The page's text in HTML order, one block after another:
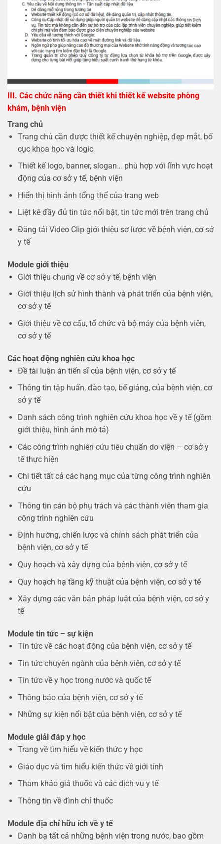
III. Các chức năng cần thiết khi thiết kế website phòng
khám, bệnh viện
Trang chủ
Trang chủ cần được thiết kế chuyên nghiệp, đẹp mắt, bố
cục khoa học và logic
Thiết kế logo, banner, slogan… phù hợp với lĩnh vực hoạt
động của cơ sở y tế, bệnh viện
Hiển thị hình ảnh tổng thể của trang web
Liệt kê đầy đủ tin tức nổi bật, tin tức mới trên trang chủ
Đăng tải Video Clip giới thiệu sơ lược về bệnh viện, cơ sở
y tế
Module giới thiệu
Giới thiệu chung về cơ sở y tế, bệnh viện
Giới thiệu lịch sử hình thành và phát triển của bệnh viện,
cơ sở y tế
Giới thiệu về cơ cấu, tổ chức và bộ máy của bệnh viện,
cơ sở y tế
Các hoạt động nghiên cứu khoa học
Đề tài luận án tiến sĩ của bệnh viện, cơ sở y tế
Thông tin tập huấn, đào tạo, bế giảng, của bệnh viện, cơ
sở y tế
Danh sách công trình nghiên cứu khoa học về y tế (gồm
giới thiệu, hình ảnh mô tả)
Các công trình nghiên cứu tiêu chuẩn do viện – cơ sở y
tế thực hiện
Chi tiết tất cả các hạng mục của từng công trình nghiên
cứu
Thông tin cán bộ phụ trách và các thành viên tham gia
công trình nghiên cứu
Định hướng, chiến lược và chính sách phát triển của
bệnh viện, cơ sở y tế
Quy hoạch và xây dựng của bệnh viện, cơ sở y tế
Quy hoạch hạ tầng kỹ thuật của bệnh viện, cơ sở y tế
Xây dựng các văn bản pháp luật của bệnh viện, cơ sở y
tế
Module tin tức – sự kiện
Tin tức về các hoạt động của bệnh viện, cơ sở y tế
Tin tức chuyên ngành của bệnh viện, cơ sở y tế
Tin tức về y học trong nước và quốc tế
Thông báo của bệnh viện, cơ sở y tế
Những sự kiện nổi bật của bệnh viện, cơ sở y tế
Module giải đáp y học
Trang về tìm hiểu về kiến thức y học
Giáo dục và tìm hiểu kiến thức về giới tính
Tham khảo giá thuốc và các dịch vụ y tế
Thông tin về đình chỉ thuốc
Module địa chỉ hữu ích về y tế
Danh bạ tất cả những bệnh viện trong nước, bao gồm